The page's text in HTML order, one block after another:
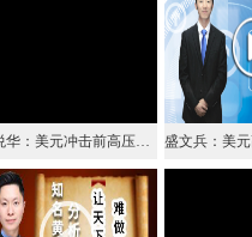
邵悦华：美元冲击前高压力位 英镑跌破关键支撑